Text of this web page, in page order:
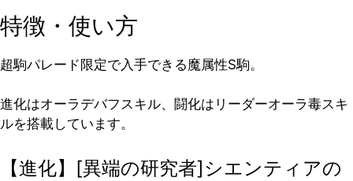
特徴・使い方
超駒パレード限定で入手できる魔属性S駒。
進化はオーラデバフスキル、闘化はリーダーオーラ毒スキ
ルを搭載しています。
【進化】[異端の研究者]シエンティアの